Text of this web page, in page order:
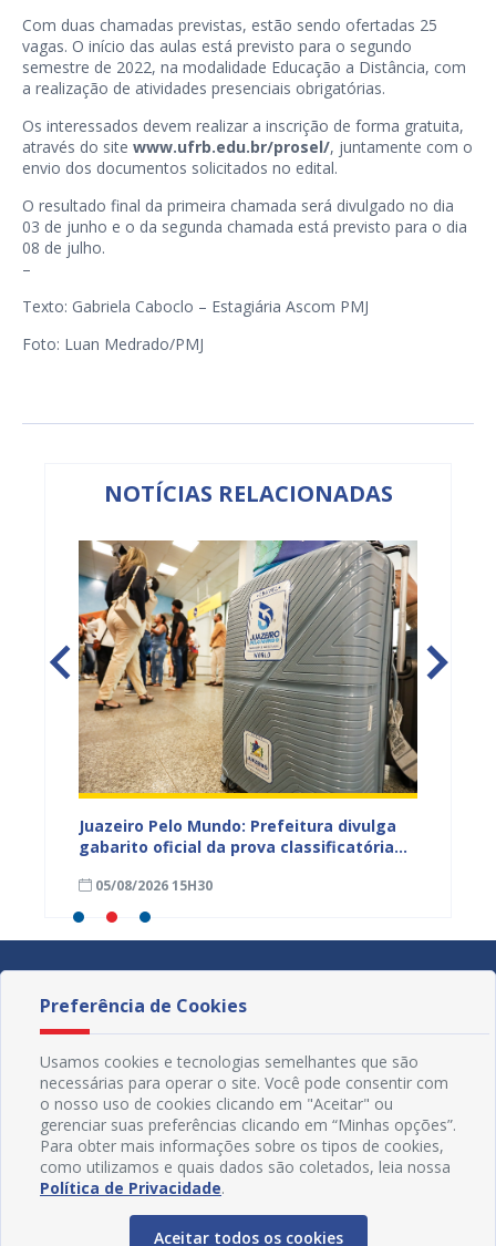
Com duas chamadas previstas, estão sendo ofertadas 25
vagas. O início das aulas está previsto para o segundo
semestre de 2022, na modalidade Educação a Distância, com
a realização de atividades presenciais obrigatórias.
Os interessados devem realizar a inscrição de forma gratuita,
através do site www.ufrb.edu.br/prosel/, juntamente com o
envio dos documentos solicitados no edital.
O resultado final da primeira chamada será divulgado no dia
03 de junho e o da segunda chamada está previsto para o dia
08 de julho.
–
Texto: Gabriela Caboclo – Estagiária Ascom PMJ
Foto: Luan Medrado/PMJ
NOTÍCIAS RELACIONADAS
Juazeiro Pelo Mundo: Prefeitura divulga
gabarito oficial da prova classificatória
05/08/2026 15H30
Preferência de Cookies
Usamos cookies e tecnologias semelhantes que são
necessárias para operar o site. Você pode consentir com
o nosso uso de cookies clicando em "Aceitar" ou
gerenciar suas preferências clicando em “Minhas opções”.
Para obter mais informações sobre os tipos de cookies,
como utilizamos e quais dados são coletados, leia nossa
Política de Privacidade.
Aceitar todos os cookies